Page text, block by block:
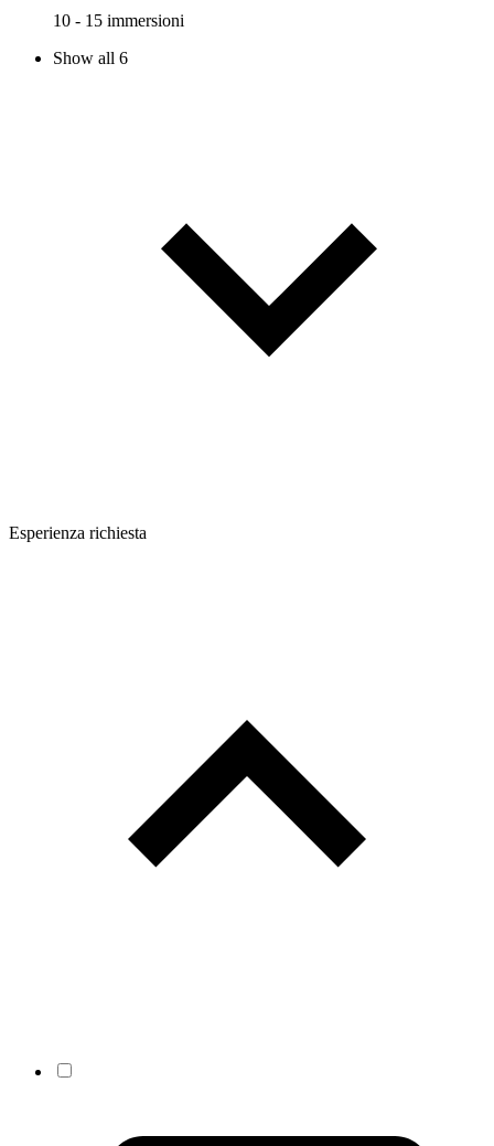
10 - 15 immersioni
Show all 6
Esperienza richiesta